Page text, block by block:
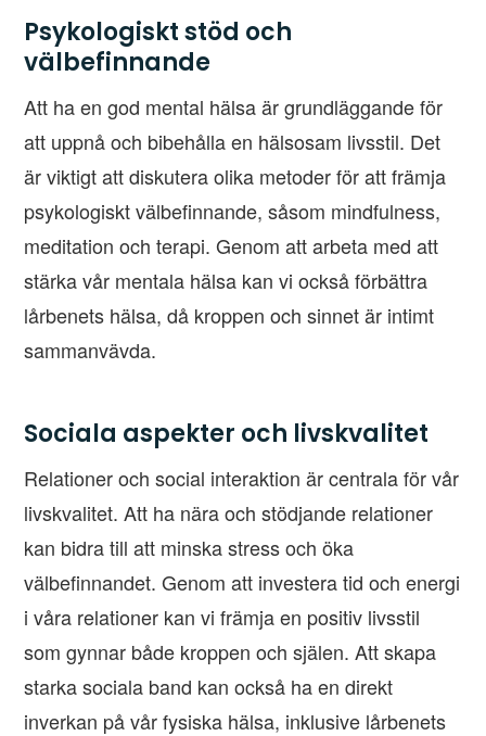
Psykologiskt stöd och
välbefinnande
Att ha en god mental hälsa är grundläggande för
att uppnå och bibehålla en hälsosam livsstil. Det
är viktigt att diskutera olika metoder för att främja
psykologiskt välbefinnande, såsom mindfulness,
meditation och terapi. Genom att arbeta med att
stärka vår mentala hälsa kan vi också förbättra
lårbenets hälsa, då kroppen och sinnet är intimt
sammanvävda.
Sociala aspekter och livskvalitet
Relationer och social interaktion är centrala för vår
livskvalitet. Att ha nära och stödjande relationer
kan bidra till att minska stress och öka
välbefinnandet. Genom att investera tid och energi
i våra relationer kan vi främja en positiv livsstil
som gynnar både kroppen och själen. Att skapa
starka sociala band kan också ha en direkt
inverkan på vår fysiska hälsa, inklusive lårbenets